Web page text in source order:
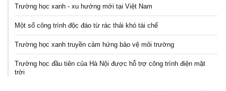
Trường học xanh - xu hướng mới tại Việt Nam
Một số công trình độc đáo từ rác thải khó tái chế
Trường học xanh truyền cảm hứng bảo vệ môi trường
Trường học đầu tiên của Hà Nội được hỗ trợ công trình điện mặt
trời